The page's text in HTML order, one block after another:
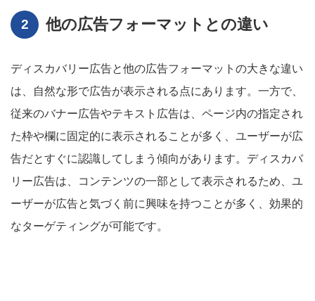
他の広告フォーマットとの違い
ディスカバリー広告と他の広告フォーマットの大きな違い
は、自然な形で広告が表示される点にあります。一方で、
従来のバナー広告やテキスト広告は、ページ内の指定され
た枠や欄に固定的に表示されることが多く、ユーザーが広
告だとすぐに認識してしまう傾向があります。ディスカバ
リー広告は、コンテンツの一部として表示されるため、ユ
ーザーが広告と気づく前に興味を持つことが多く、効果的
なターゲティングが可能です。